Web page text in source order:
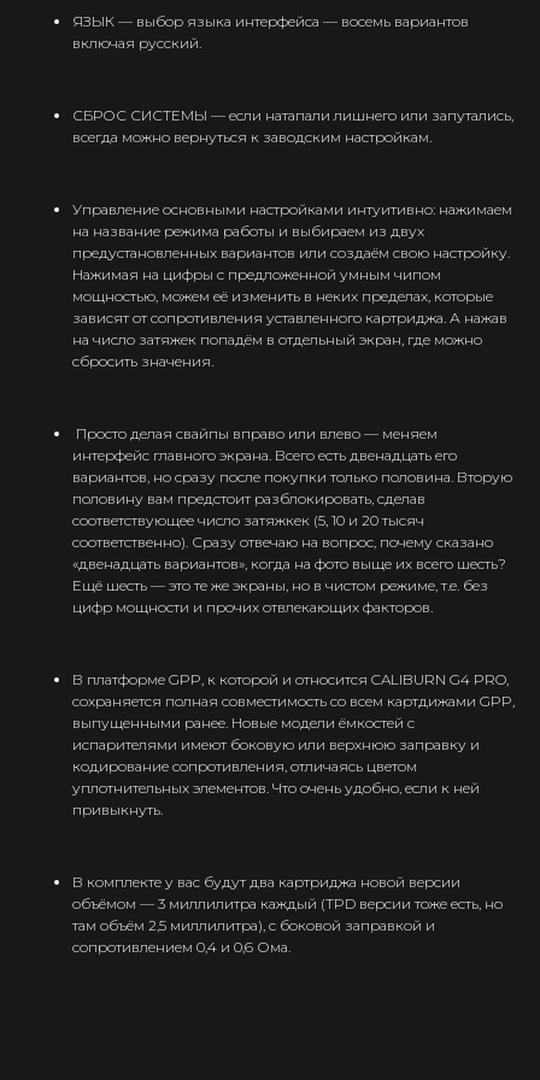
ЯЗЫК — выбор языка интерфейса — восемь вариантов
включая русский.
СБРОС СИСТЕМЫ — если натапали лишнего или запутались,
всегда можно вернуться к заводским настройкам.
Управление основными настройками интуитивно: нажимаем
на название режима работы и выбираем из двух
предустановленных вариантов или создаём свою настройку.
Нажимая на цифры с предложенной умным чипом
мощностью, можем её изменить в неких пределах, которые
зависят от сопротивления уставленного картриджа. А нажав
на число затяжек попадём в отдельный экран, где можно
сбросить значения.
Просто делая свайпы вправо или влево — меняем
интерфейс главного экрана. Всего есть двенадцать его
вариантов, но сразу после покупки только половина. Вторую
половину вам предстоит разблокировать, сделав
соответствующее число затяжкек (5, 10 и 20 тысяч
соответственно). Сразу отвечаю на вопрос, почему сказано
«двенадцать вариантов», когда на фото выще их всего шесть?
Ещё шесть — это те же экраны, но в чистом режиме, т.е. без
цифр мощности и прочих отвлекающих факторов.
В платформе GPP, к которой и относится CALIBURN G4 PRO,
сохраняется полная совместимость со всем картдижами GPP,
выпущенными ранее. Новые модели ёмкостей с
испарителями имеют боковую или верхнюю заправку и
кодирование сопротивления, отличаясь цветом
уплотнительных элементов. Что очень удобно, если к ней
привыкнуть.
В комплекте у вас будут два картриджа новой верcии
объёмом — 3 миллилитра каждый (TPD версии тоже есть, но
там объём 2,5 миллилитра), с боковой заправкой и
сопротивлением 0,4 и 0,6 Ома.
cloudhouse56@gmail.com
Кальяны и комплектующие
Оптовые продажи
Комплектующие
POD-системы
+375 (29) 126-36-01
Адреса магазинов
Блог
Доставка и оплата
Гарантия
Принимаем к оплате
Каталог
Информация
Контакты
Интернет-Магазин Vape и Pod-
систем с доставкой по всей
Заказать звонок